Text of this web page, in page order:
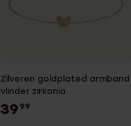
Zilveren goldplated armband
vlinder zirkonia
39 99